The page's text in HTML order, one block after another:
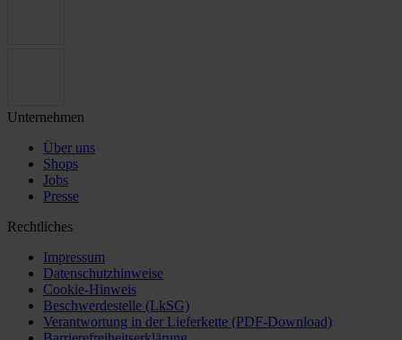
Unternehmen
Über uns
Shops
Jobs
Presse
Rechtliches
Impressum
Datenschutzhinweise
Cookie-Hinweis
Beschwerdestelle (LkSG)
Verantwortung in der Lieferkette (PDF-Download)